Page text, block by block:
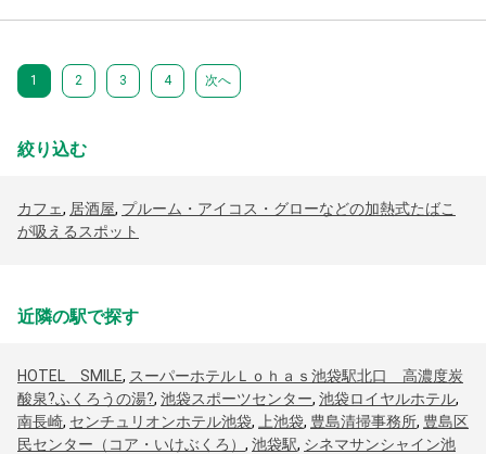
1 2 3 4 次へ
絞り込む
カフェ, 居酒屋, プルーム・アイコス・グローなどの加熱式たばこ
が吸えるスポット
近隣の駅で探す
HOTEL SMILE, スーパーホテルＬｏｈａｓ池袋駅北口 高濃度炭
酸泉?ふくろうの湯?, 池袋スポーツセンター, 池袋ロイヤルホテル,
南長崎, センチュリオンホテル池袋, 上池袋, 豊島清掃事務所, 豊島区
民センター（コア・いけぶくろ） , 池袋駅, シネマサンシャイン池